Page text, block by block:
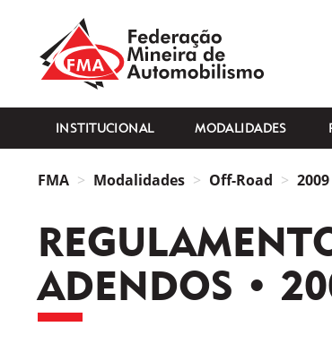
INSTITUCIONAL MODALIDADES
FMA Modalidades Off-Road 2009
ADENDOS •